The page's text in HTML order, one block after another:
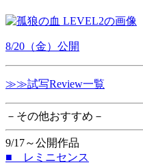
8/20（金）公開
≫≫試写Review一覧
－その他おすすめ－
9/17～公開作品
■ レミニセンス